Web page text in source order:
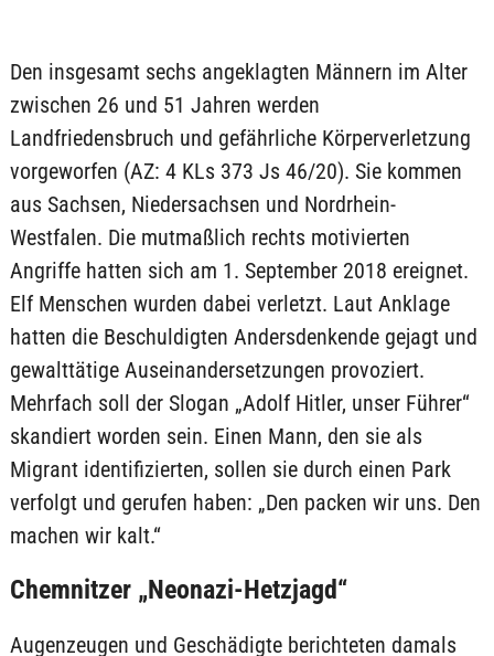
Den insgesamt sechs angeklagten Männern im Alter
zwischen 26 und 51 Jahren werden
Landfriedensbruch und gefährliche Körperverletzung
vorgeworfen (AZ: 4 KLs 373 Js 46/20). Sie kommen
aus Sachsen, Niedersachsen und Nordrhein-
Westfalen. Die mutmaßlich rechts motivierten
Angriffe hatten sich am 1. September 2018 ereignet.
Elf Menschen wurden dabei verletzt. Laut Anklage
hatten die Beschuldigten Andersdenkende gejagt und
gewalttätige Auseinandersetzungen provoziert.
Mehrfach soll der Slogan „Adolf Hitler, unser Führer“
skandiert worden sein. Einen Mann, den sie als
Migrant identifizierten, sollen sie durch einen Park
verfolgt und gerufen haben: „Den packen wir uns. Den
machen wir kalt.“
Chemnitzer „Neonazi-Hetzjagd“
Augenzeugen und Geschädigte berichteten damals